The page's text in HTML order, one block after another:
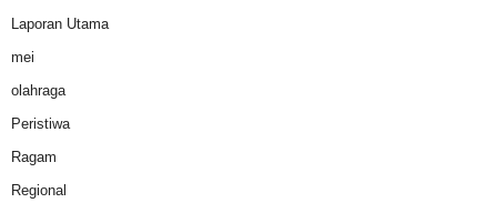
Laporan Utama
mei
olahraga
Peristiwa
Ragam
Regional